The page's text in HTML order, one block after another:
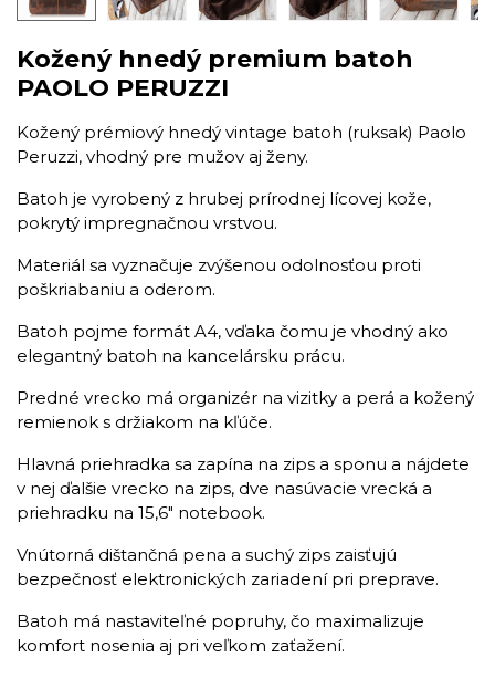
Kožený hnedý premium batoh
PAOLO PERUZZI
Kožený prémiový hnedý vintage batoh (ruksak) Paolo
Peruzzi, vhodný pre mužov aj ženy.
Batoh je vyrobený z hrubej prírodnej lícovej kože,
pokrytý impregnačnou vrstvou.
Materiál sa vyznačuje zvýšenou odolnosťou proti
poškriabaniu a oderom.
Batoh pojme formát A4, vďaka čomu je vhodný ako
elegantný batoh na kancelársku prácu.
Predné vrecko má organizér na vizitky a perá a kožený
remienok s držiakom na kľúče.
Hlavná priehradka sa zapína na zips a sponu a nájdete
v nej ďalšie vrecko na zips, dve nasúvacie vrecká a
priehradku na 15,6" notebook.
Vnútorná dištančná pena a suchý zips zaisťujú
bezpečnosť elektronických zariadení pri preprave.
Batoh má nastaviteľné popruhy, čo maximalizuje
komfort nosenia aj pri veľkom zaťažení.